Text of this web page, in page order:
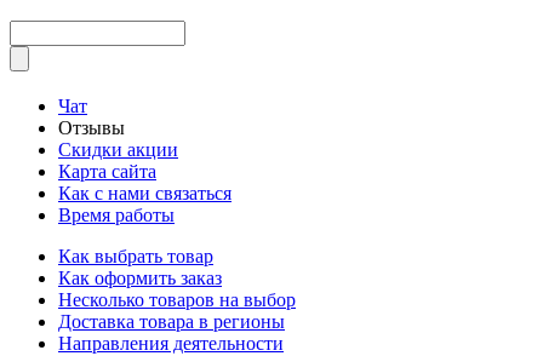
Чат
Отзывы
Скидки акции
Карта сайта
Как с нами связаться
Время работы
Как выбрать товар
Как оформить заказ
Несколько товаров на выбор
Доставка товара в регионы
Направления деятельности